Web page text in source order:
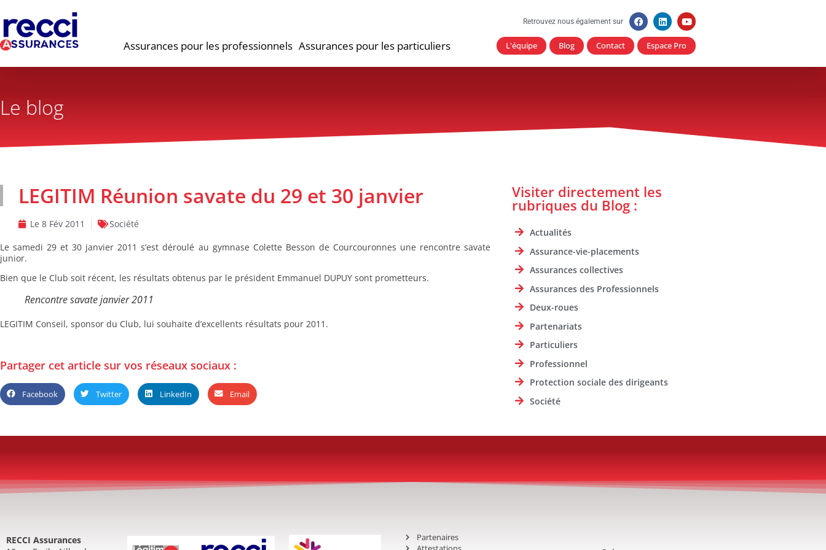
Assurances pour les professionnels Assurances pour les particuliers
Retrouvez nous également sur
L'équipe Blog Contact Espace Pro
Le blog
LEGITIM Réunion savate du 29 et 30 janvier
Le 8 Fév 2011
Société
Le samedi 29 et 30 janvier 2011 s’est déroulé au gymnase Colette Besson de Courcouronnes une rencontre savate
junior.
Bien que le Club soit récent, les résultats obtenus par le président Emmanuel DUPUY sont prometteurs.
Rencontre savate janvier 2011
LEGITIM Conseil, sponsor du Club, lui souhaite d’excellents résultats pour 2011.
Partager cet article sur vos réseaux sociaux :
Facebook Twitter LinkedIn Email
Visiter directement les
rubriques du Blog :
Actualités
Assurance-vie-placements
Assurances collectives
Assurances des Professionnels
Deux-roues
Partenariats
Particuliers
Professionnel
Protection sociale des dirigeants
Société
RECCI Assurances
Partenaires